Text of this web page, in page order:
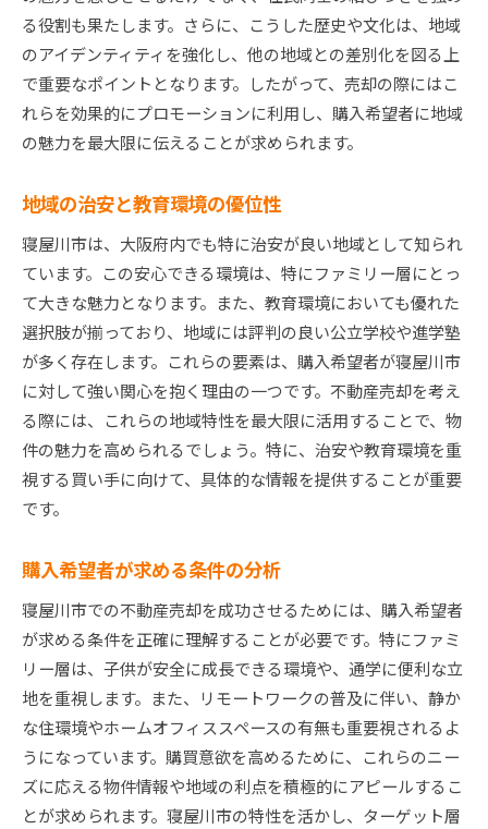
る役割も果たします。さらに、こうした歴史や文化は、地域
のアイデンティティを強化し、他の地域との差別化を図る上
で重要なポイントとなります。したがって、売却の際にはこ
れらを効果的にプロモーションに利用し、購入希望者に地域
の魅力を最大限に伝えることが求められます。
地域の治安と教育環境の優位性
寝屋川市は、大阪府内でも特に治安が良い地域として知られ
ています。この安心できる環境は、特にファミリー層にとっ
て大きな魅力となります。また、教育環境においても優れた
選択肢が揃っており、地域には評判の良い公立学校や進学塾
が多く存在します。これらの要素は、購入希望者が寝屋川市
に対して強い関心を抱く理由の一つです。不動産売却を考え
る際には、これらの地域特性を最大限に活用することで、物
件の魅力を高められるでしょう。特に、治安や教育環境を重
視する買い手に向けて、具体的な情報を提供することが重要
です。
購入希望者が求める条件の分析
寝屋川市での不動産売却を成功させるためには、購入希望者
が求める条件を正確に理解することが必要です。特にファミ
リー層は、子供が安全に成長できる環境や、通学に便利な立
地を重視します。また、リモートワークの普及に伴い、静か
な住環境やホームオフィススペースの有無も重要視されるよ
うになっています。購買意欲を高めるために、これらのニー
ズに応える物件情報や地域の利点を積極的にアピールするこ
とが求められます。寝屋川市の特性を活かし、ターゲット層